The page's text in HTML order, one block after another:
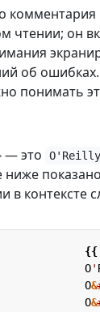
чтении; он
об
понимать
— это
ниже
в контексте
O'
O&
O&